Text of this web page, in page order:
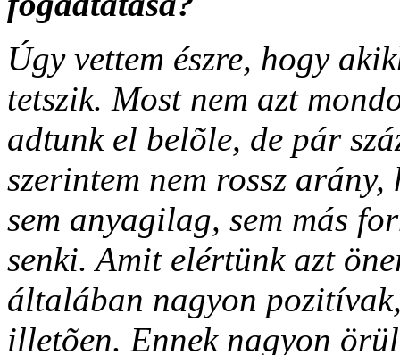
Úgy vettem észre, hogy
tetszik. Most nem azt
adtunk el belõle, de pár
szerintem nem rossz
sem anyagilag, sem más
senki. Amit elértünk azt
általában nagyon
illetõen. Ennek nagyon